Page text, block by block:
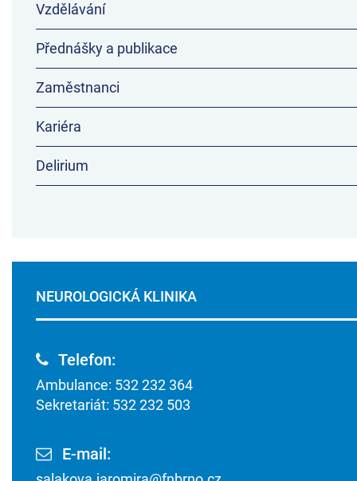
Vzdělávání
Přednášky a publikace
Zaměstnanci
Kariéra
Delirium
NEUROLOGICKÁ KLINIKA
Telefon:
Ambulance: 532 232 364
Sekretariát: 532 232 503
E-mail: